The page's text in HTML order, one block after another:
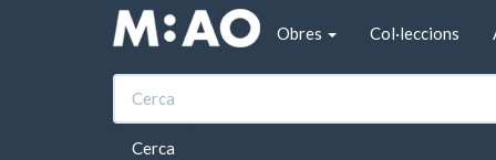
Vés al contingut
Obres
Col·leccions
Cerca
Inici Empunyadura d'una espasa
Empunyadura d'una